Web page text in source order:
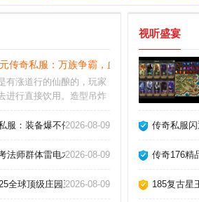
传奇私服：万族争霸，血染沙城，谁与争锋
有涨道行的仙酿的，玩家
进行直接饮用。造型吊炸
装扮，驰骋修真战场，繁
流派，令玩家感受的爽快
屏幕，无限转职由你搭
服：装备爆不停？速来征服！
2026-08-09
法师群体雷电术2026-08-09
全球顶级庄园豆的风味密码解析！
2026-08-09
视听盛宴
传奇私服
传奇176精
185复古星